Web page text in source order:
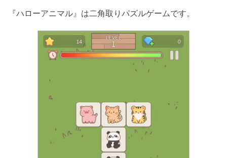
『ハローアニマル』は二角取りパズルゲームです。